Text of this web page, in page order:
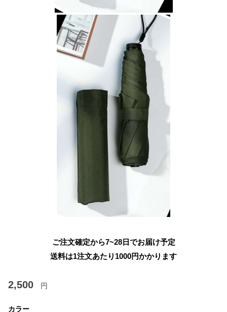
ご注文確定から7~28日でお届け予定
送料は1注文あたり 1000円かかります
2,500 円
カラー